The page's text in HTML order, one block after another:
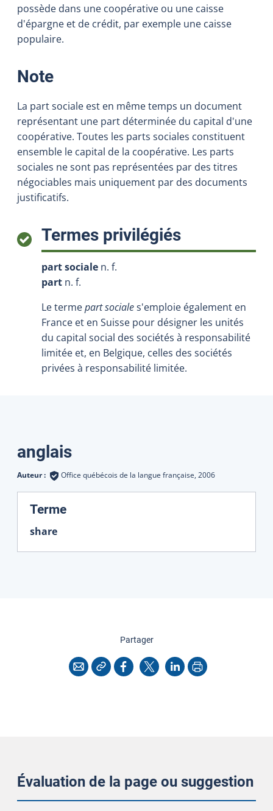
possède dans une coopérative ou une caisse
d'épargne et de crédit, par exemple une caisse
populaire.
Note:
La part sociale est en même temps un document
représentant une part déterminée du capital d'une
coopérative. Toutes les parts sociales constituent
ensemble le capital de la coopérative. Les parts
sociales ne sont pas représentées par des titres
négociables mais uniquement par des documents
justificatifs.
Termes privilégiés:
part sociale n. f.
part n. f.
Le termepart sociales'emploie également en
France et en Suisse pour désigner les unités
du capital social des sociétés à responsabilité
limitée et, en Belgique, celles des sociétés
privées à responsabilité limitée.
Traductions
anglais
Auteur : Office québécois de la langue française, 2006
Terme:
share
Partagercette page
CourrielCopier l'adresse
Facebook
X LinkedInImprimer
Évaluation de la page ou suggestion